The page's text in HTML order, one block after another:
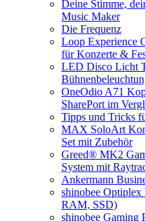
Deine Stimme,
Music Maker
Die Frequenz
Loop Experience
für Konzerte &
LED Disco Licht
OneOdio A71
SharePort im
Tipps und Tricks
MAX SoloArt
Set mit Zubehör
Greed® MK2
System mit
Ankermann
shinobee
RAM, SSD)
shinobee Gaming